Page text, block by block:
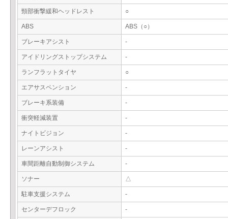
頸部衝撃緩和ヘッドレスト ○
ABS ABS（○）
ブレーキアシスト -
アイドリングストップシステム -
ランフラットタイヤ ○
エアサスペンション -
ブレーキ系装備 -
衝突軽減装置 -
ナイトビジョン -
レーンアシスト -
車間距離自動制御システム -
ソナー △
駐車支援システム -
センターデフロック -